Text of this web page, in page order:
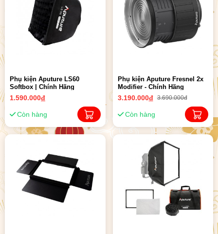
Phụ kiện Aputure LS60
Softbox | Chính Hãng
1.590.000đ
Còn hàng
Phụ kiện Aputure Fresnel 2x
Modifier - Chính Hãng
3.190.000đ 3.690.000đ
Còn hàng